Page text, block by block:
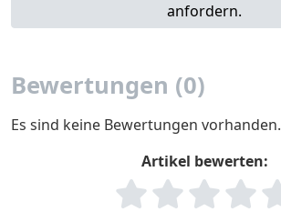
anfordern.
Bewertungen (0)
Es sind keine Bewertungen vorhanden.
Artikel bewerten: